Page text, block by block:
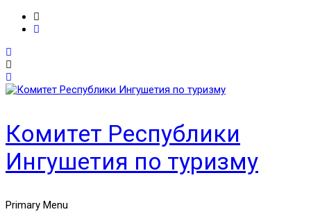
Комитет Республики
Ингушетия по туризму
Primary Menu